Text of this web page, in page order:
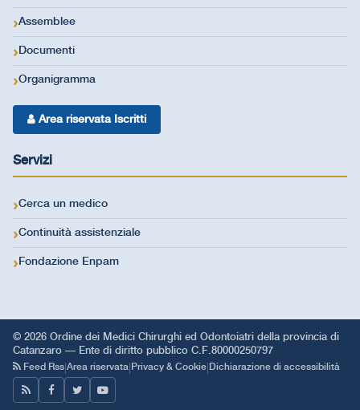
Assemblee
Documenti
Organigramma
Area riservata Iscritti
Servizi
Cerca un medico
Continuità assistenziale
Fondazione Enpam
© 2026 Ordine dei Medici Chirurghi ed Odontoiatri della provincia di
Catanzaro — Ente di diritto pubblico C.F.80000250797
Feed Rss|Area riservata| Privacy & Cookie| Dichiarazione di accessibilità